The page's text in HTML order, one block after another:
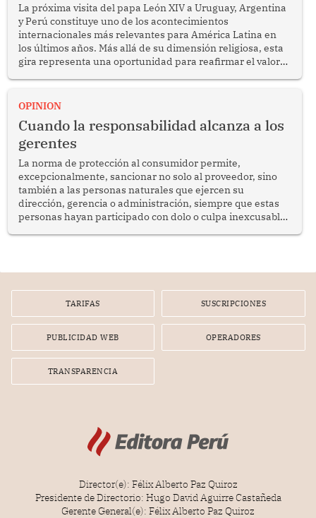
La próxima visita del papa León XIV a Uruguay, Argentina
y Perú constituye uno de los acontecimientos
internacionales más relevantes para América Latina en
los últimos años. Más allá de su dimensión religiosa, esta
gira representa una oportunidad para reafirmar el valor
enfrenta desafíos en materia de desarrollo, cohesión
OPINION
Cuando la responsabilidad alcanza a los
gerentes
La norma de protección al consumidor permite,
excepcionalmente, sancionar no solo al proveedor, sino
también a las personas naturales que ejercen su
dirección, gerencia o administración, siempre que estas
personas hayan participado con dolo o culpa inexcusable
por la frustrada realización de un meet and greet con
TARIFAS SUSCRIPCIONES
PUBLICIDAD WEB OPERADORES
TRANSPARENCIA
Director(e): Félix Alberto Paz Quiroz
Presidente de Directorio: Hugo David Aguirre Castañeda
Gerente General(e): Félix Alberto Paz Quiroz